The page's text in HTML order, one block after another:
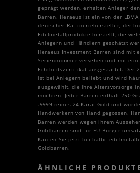
geprägt werden, erhalten Anleger
Barren. Heraeus ist ein von der LBMA
deutscher Raffineriehersteller, der
Edelmetallprodukte herstellt, die
Anlegern und Händlern geschätzt
Heraeus Investment Barren sind mit
Seriennummer versehen und mit
Echtheitszertifikat ausgestattet. Der
ist bei Anlegern beliebt und wird
ausgewählt, die ihre Altersvorsorge
möchten. Jeder Barren enthält 250
.9999 reines 24-Karat-Gold und
Handwerkern von Hand gegossen.
Barren werden wegen ihrem
Goldbarren sind für EU-Bürger
Kaufen Sie jetzt bei baltic-
Goldbarren.
ÄHNLICHE PRODUKTE